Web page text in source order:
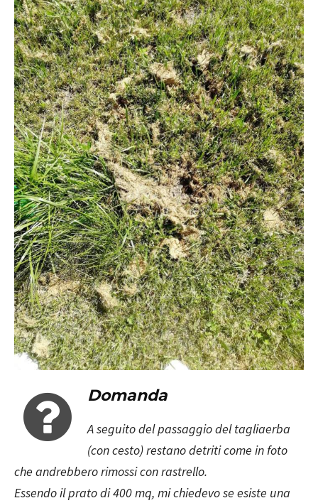
Domanda
A seguito del passaggio del tagliaerba
(con cesto) restano detriti come in foto
che andrebbero rimossi con rastrello.
Essendo il prato di 400 mq, mi chiedevo se esiste una